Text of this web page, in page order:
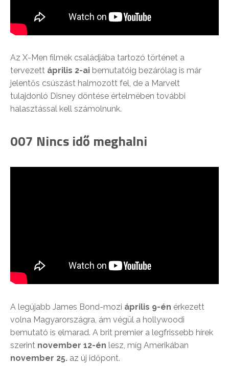
Az X-Men filmek családjába tartozó történet a
tervezett április 2-ai bemutatóig bezárólag is már
jelentős csúszást halmozott fel, de a Marvelt
tulajdonló Disney döntése értelmében további
halasztással kell számolnunk.
007 Nincs idő meghalni
A legújabb James Bond-mozi április 9-én érkezett
volna Magyarországra, ám végül a hollywoodi
bemutató is elmarad. A brit premier a legfrissebb hírek
szerint november 12-én lesz, míg Amerikában
november 25. az új időpont.